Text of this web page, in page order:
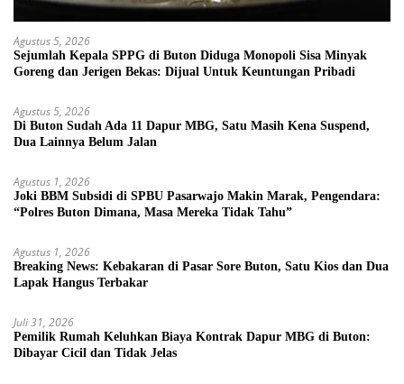
Agustus 5, 2026
Sejumlah Kepala SPPG di Buton Diduga Monopoli Sisa Minyak
Goreng dan Jerigen Bekas: Dijual Untuk Keuntungan Pribadi
Agustus 5, 2026
Di Buton Sudah Ada 11 Dapur MBG, Satu Masih Kena Suspend,
Dua Lainnya Belum Jalan
Agustus 1, 2026
Joki BBM Subsidi di SPBU Pasarwajo Makin Marak, Pengendara:
“Polres Buton Dimana, Masa Mereka Tidak Tahu”
Agustus 1, 2026
Breaking News: Kebakaran di Pasar Sore Buton, Satu Kios dan Dua
Lapak Hangus Terbakar
Juli 31, 2026
Pemilik Rumah Keluhkan Biaya Kontrak Dapur MBG di Buton:
Dibayar Cicil dan Tidak Jelas